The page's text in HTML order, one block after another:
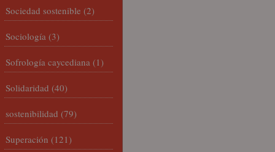
Sociedad sostenible (2)
Sociología (3)
Sofrología caycediana (1)
Solidaridad (40)
sostenibilidad (79)
Superación (121)